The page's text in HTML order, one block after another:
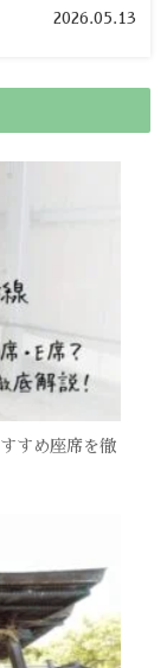
2026.05.13
すめ座席を徹